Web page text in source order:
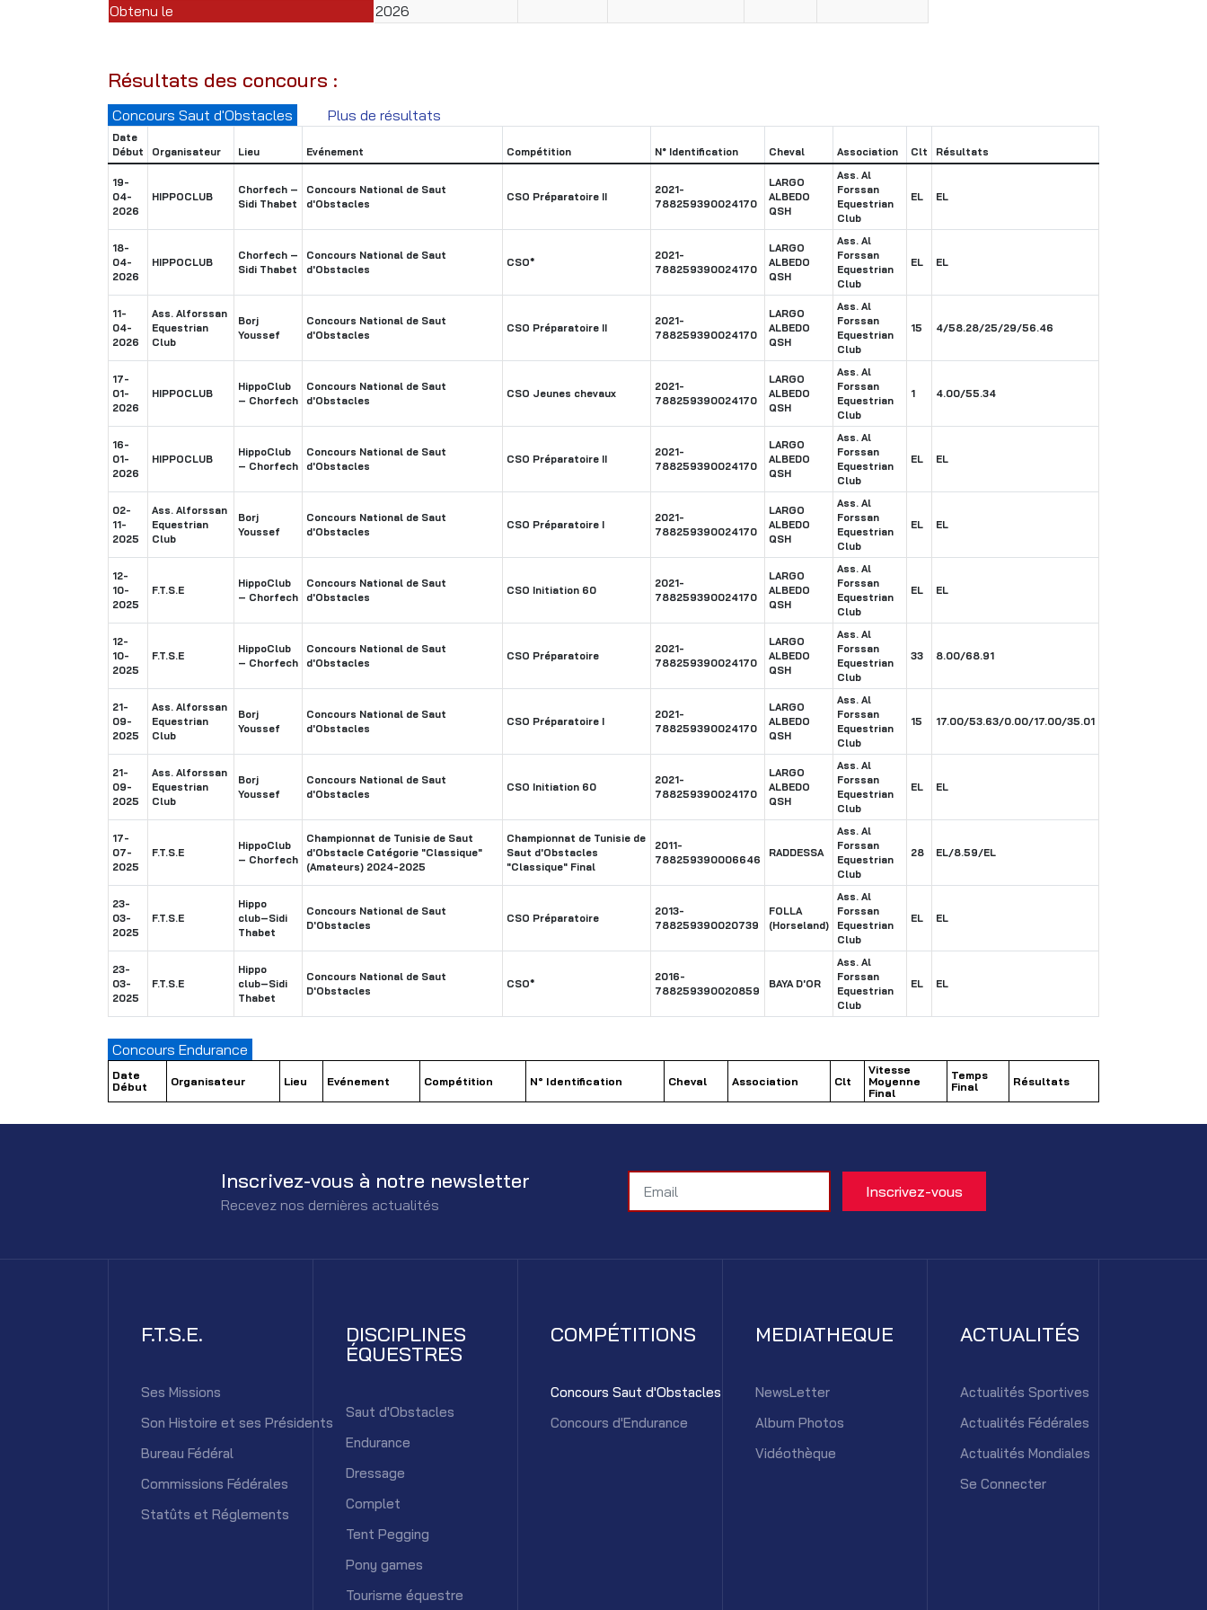
Obtenu le
2026
Résultats des concours :
Concours Saut d'Obstacles Plus de résultats
Date
Début
Organisateur Lieu Evénement Compétition N° Identification Cheval Association Clt Résultats
19-
04-
2026
HIPPOCLUB
Chorfech –
Sidi Thabet
Concours National de Saut
d'Obstacles
CSO Préparatoire II
2021-
788259390024170
LARGO
ALBEDO
QSH
Ass. Al
Forssan
Equestrian
Club
EL EL
18-
04-
2026
HIPPOCLUB
Chorfech –
Sidi Thabet
Concours National de Saut
d'Obstacles
CSO*
2021-
788259390024170
LARGO
ALBEDO
QSH
Ass. Al
Forssan
Equestrian
Club
EL EL
11-
04-
2026
Ass. Alforssan
Equestrian
Club
Borj
Youssef
Concours National de Saut
d'Obstacles
CSO Préparatoire II
2021-
788259390024170
LARGO
ALBEDO
QSH
Ass. Al
Forssan
Equestrian
Club
15 4/58.28/25/29/56.46
17-
01-
2026
HIPPOCLUB
HippoClub
– Chorfech
Concours National de Saut
d'Obstacles
CSO Jeunes chevaux
2021-
788259390024170
LARGO
ALBEDO
QSH
Ass. Al
Forssan
Equestrian
Club
1 4.00/55.34
16-
01-
2026
HIPPOCLUB
HippoClub
– Chorfech
Concours National de Saut
d'Obstacles
CSO Préparatoire II
2021-
788259390024170
LARGO
ALBEDO
QSH
Ass. Al
Forssan
Equestrian
Club
EL EL
02-
11-
2025
Ass. Alforssan
Equestrian
Club
Borj
Youssef
Concours National de Saut
d'Obstacles
CSO Préparatoire I
2021-
788259390024170
LARGO
ALBEDO
QSH
Ass. Al
Forssan
Equestrian
Club
EL EL
12-
10-
2025
F.T.S.E
HippoClub
– Chorfech
Concours National de Saut
d'Obstacles
CSO Initiation 60
2021-
788259390024170
LARGO
ALBEDO
QSH
Ass. Al
Forssan
Equestrian
Club
EL EL
12-
10-
2025
F.T.S.E
HippoClub
– Chorfech
Concours National de Saut
d'Obstacles
CSO Préparatoire
2021-
788259390024170
LARGO
ALBEDO
QSH
Ass. Al
Forssan
Equestrian
Club
33 8.00/68.91
21-
09-
2025
Ass. Alforssan
Equestrian
Club
Borj
Youssef
Concours National de Saut
d'Obstacles
CSO Préparatoire I
2021-
788259390024170
LARGO
ALBEDO
QSH
Ass. Al
Forssan
Equestrian
Club
15 17.00/53.63/0.00/17.00/35.01
21-
09-
2025
Ass. Alforssan
Equestrian
Club
Borj
Youssef
Concours National de Saut
d'Obstacles
CSO Initiation 60
2021-
788259390024170
LARGO
ALBEDO
QSH
Ass. Al
Forssan
Equestrian
Club
EL EL
17-
07-
2025
F.T.S.E
HippoClub
– Chorfech
Championnat de Tunisie de Saut
d'Obstacle Catégorie "Classique"
(Amateurs) 2024-2025
Championnat de Tunisie de
Saut d'Obstacles
"Classique" Final
2011-
788259390006646
RADDESSA
Ass. Al
Forssan
Equestrian
Club
28 EL/8.59/EL
23-
03-
2025
F.T.S.E
Hippo
club–Sidi
Thabet
Concours National de Saut
D'Obstacles
CSO Préparatoire
2013-
788259390020739
FOLLA
(Horseland)
Ass. Al
Forssan
Equestrian
Club
EL EL
23-
03-
2025
F.T.S.E
Hippo
club–Sidi
Thabet
Concours National de Saut
D'Obstacles
CSO*
2016-
788259390020859
BAYA D'OR
Ass. Al
Forssan
Equestrian
Club
EL EL
Concours Endurance
Date
Début
Organisateur Lieu Evénement Compétition N° Identification Cheval Association Clt
Vitesse
Moyenne
Final
Temps
Final
Résultats
Inscrivez-vous à notre newsletter
Recevez nos dernières actualités
F.T.S.E.
Ses Missions
Son Histoire et ses Présidents
Bureau Fédéral
Commissions Fédérales
Statûts et Réglements
DISCIPLINES
ÉQUESTRES
Saut d'Obstacles
Endurance
Dressage
Complet
Tent Pegging
Pony games
Tourisme équestre
COMPÉTITIONS
Concours Saut d'Obstacles
Concours d'Endurance
MEDIATHEQUE
NewsLetter
Album Photos
Vidéothèque
ACTUALITÉS
Actualités Sportives
Actualités Fédérales
Actualités Mondiales
Se Connecter